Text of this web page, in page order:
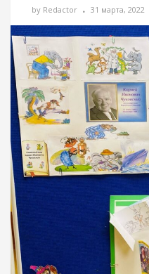
by Redactor 31 марта, 2022